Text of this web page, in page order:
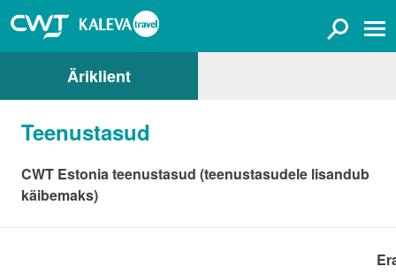
Äriklient
Teenustasud
CWT Estonia teenustasud (teenustasudele lisandub
käibemaks)